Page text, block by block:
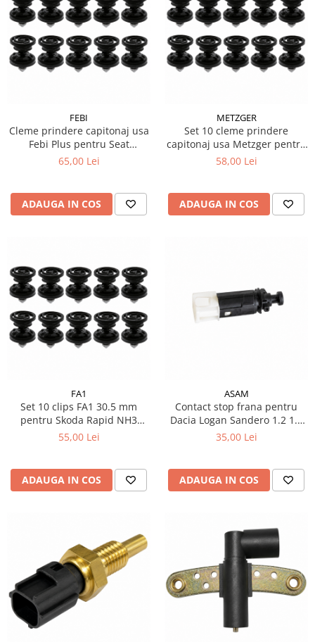
FEBI
Cleme prindere capitonaj usa
Febi Plus pentru Seat
Alhambra 710 711
65,00 Lei
ADAUGA IN COS
METZGER
Set 10 cleme prindere
capitonaj usa Metzger pentru
Audi A6 C7 Avant
58,00 Lei
ADAUGA IN COS
FA1
Set 10 clips FA1 30.5 mm
pentru Skoda Rapid NH3
Spaceback NH1
55,00 Lei
ADAUGA IN COS
ASAM
Contact stop frana pentru
Dacia Logan Sandero 1.2 1.4
1.6 MPI
35,00 Lei
ADAUGA IN COS